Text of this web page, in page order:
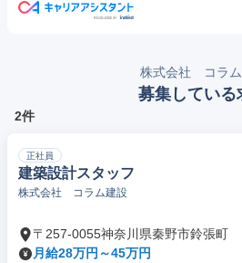
株式会社 コラム
募集している
2件
正社員
建築設計スタッフ
株式会社 コラム建設
〒257-0055神奈川県秦野市鈴張町
月給28万円～45万円